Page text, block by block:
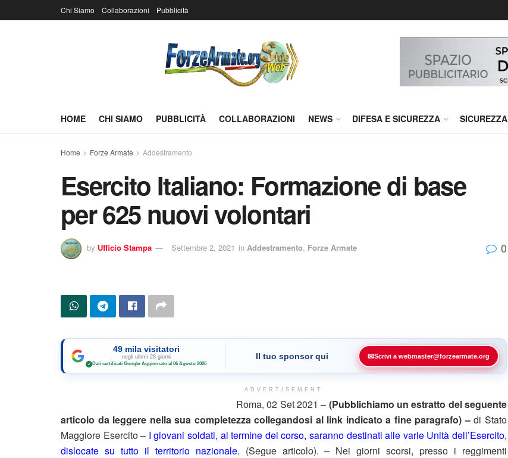
Chi Siamo Collaborazioni Pubblicità
HOME CHI SIAMO PUBBLICITÀ COLLABORAZIONI NEWS DIFESA E SICUREZZA SICUREZZA
Home Forze Armate Addestramento
Esercito Italiano: Formazione di base
per 625 nuovi volontari
by Ufficio Stampa Settembre 2, 2021 in Addestramento, Forze Armate 0
49 mila visitatori
negli ultimi 28 giorni
✓ Dati certificati Google·Aggiornato al 06 Agosto 2026
Il tuo sponsor qui ✉Scrivi a webmaster@forzearmate.org
ADVERTISEMENT
Roma, 02 Set 2021 – (Pubblichiamo un estratto del seguente
articolo da leggere nella sua completezza collegandosi al link indicato a fine paragrafo) –di Stato
Maggiore Esercito – I giovani soldati, al termine del corso, saranno destinati alle varie Unità dell’Esercito,
dislocate su tutto il territorio nazionale. (Segue articolo). – Nei giorni scorsi, presso i reggimenti